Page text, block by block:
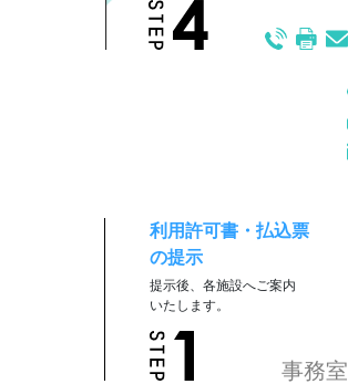
利用許可書・払込票
の提示
提示後、各施設へご案内
いたします。
事務室